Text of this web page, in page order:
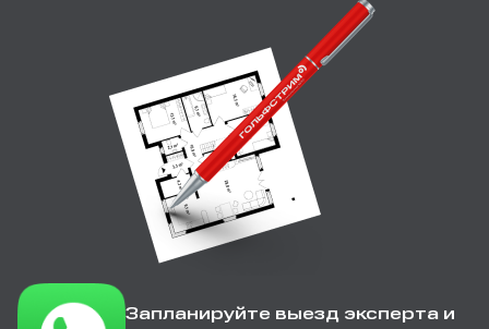
Запланируйте выезд эксперта и